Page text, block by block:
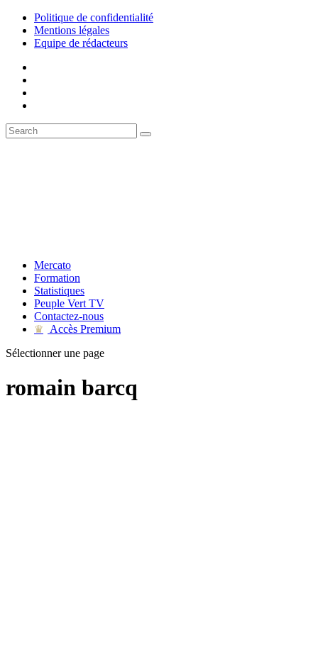
Politique de confidentialité
Mentions légales
Equipe de rédacteurs
Mercato
Formation
Statistiques
Peuple Vert TV
Contactez-nous
♛
Accès Premium
Sélectionner une page
romain barcq